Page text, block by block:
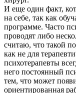
И еще один факт,
на себе, так как
программе. Часто
проводят либо
считаю, что такой
как не для
психотерапевты
него постоянный
тем, что может
ориентированная